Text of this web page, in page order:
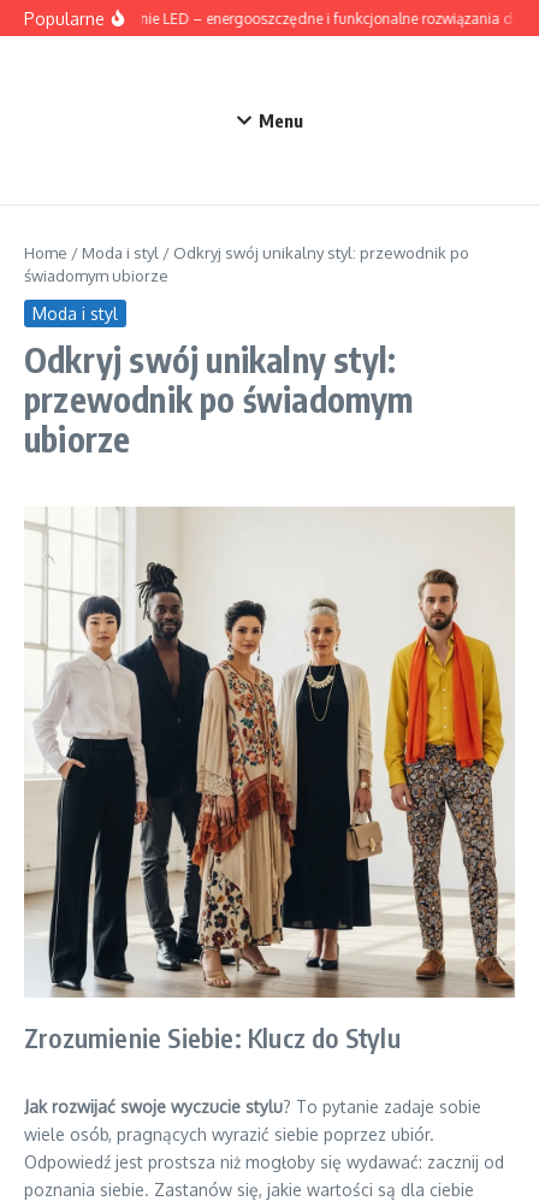
Przejdź do treści
PopularneOświetlenie LED – energooszczędne i funkcjonalne rozwiązania do
Menu
Home / Moda i styl / Odkryj swój unikalny styl: przewodnik po
świadomym ubiorze
Moda i styl
Odkryj swój unikalny styl:
przewodnik po świadomym
ubiorze
Zrozumienie Siebie: Klucz do Stylu
Jak rozwijać swoje wyczucie stylu? To pytanie zadaje sobie
wiele osób, pragnących wyrazić siebie poprzez ubiór.
Odpowiedź jest prostsza niż mogłoby się wydawać: zacznij od
poznania siebie. Zastanów się, jakie wartości są dla ciebie